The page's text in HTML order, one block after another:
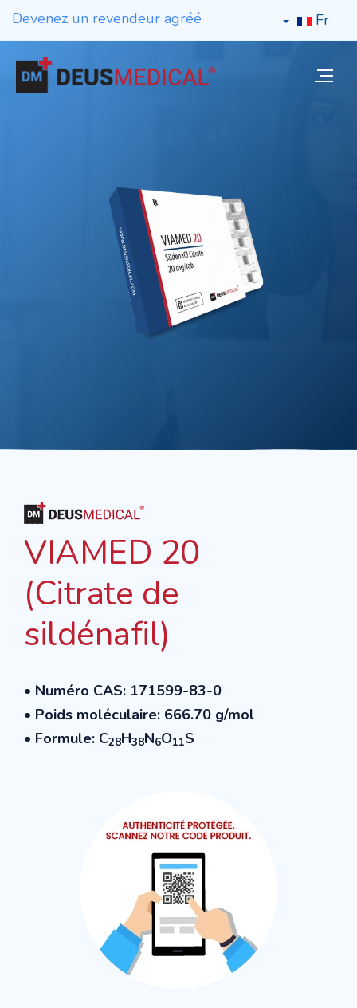
Devenez un revendeur agréé Fr
VIAMED 20
(Citrate de
sildénafil)
• Numéro CAS: 171599-83-0
• Poids moléculaire: 666.70 g/mol
• Formule: C28H38N6O11S